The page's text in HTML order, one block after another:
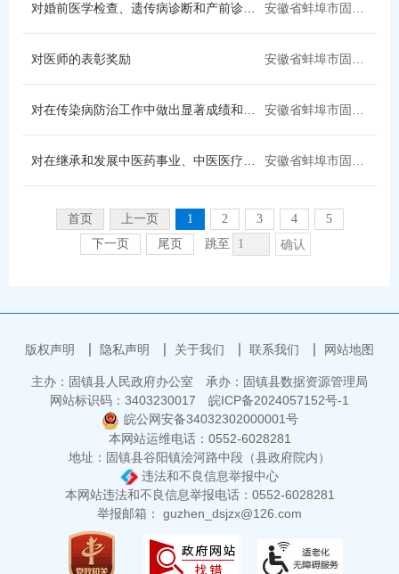
皖能新奥天然气 固镇县供电公司
固镇县生态环境分局 县农业农村局
县应急管理局 县残联
县文旅体局
对婚前医学检查、遗传病诊断和产前诊断结果有异议的医学技术鉴定 安徽省蚌埠市固镇县
对医师的表彰奖励 安徽省蚌埠市固镇县
对在传染病防治工作中做出显著成绩和贡献的单位和个人给予表彰和奖励 安徽省蚌埠市固镇县
对在继承和发展中医药事业、中医医疗工作等中做出显著贡献的单位和个人奖励表彰（增加） 安徽省蚌埠市固镇县
首页 上一页 1 2 3 4
5
下一页
尾页 跳至 确认
版权声明 隐私声明 关于我们 联系我们 网站地图
主办：固镇县人民政府办公室
承办：固镇县数据资源管理局
网站标识码：3403230017
皖ICP备2024057152号-1
皖公网安备34032302000001号
本网站运维电话：0552-6028281
地址：固镇县谷阳镇浍河路中段（县政府院内）
违法和不良信息举报中心
本网站违法和不良信息举报电话：0552-6028281
举报邮箱： guzhen_dsjzx@126.com